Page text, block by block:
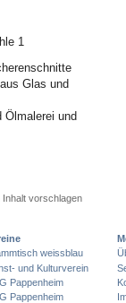
1
Glas und
Ölmalerei und
Inhalt vorschlagen
weissblau
und Kulturverein
Pappenheim
Pappenheim